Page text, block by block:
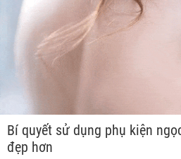
Bí quyết sử dụng phụ kiện
đẹp hơn